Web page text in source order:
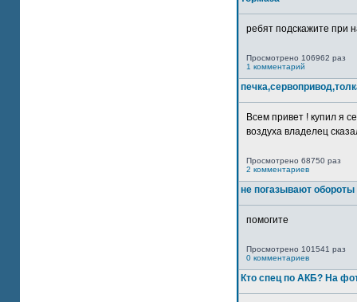
ребят подскажите при
Просмотрено 106962 раз
1 комментарий
Всем привет ! купил я
воздуха владелец
Просмотрено 68750 раз
2 комментариев
не погазывают обороты
помогите
Просмотрено 101541 раз
0 комментариев
Кто спец по АКБ? На